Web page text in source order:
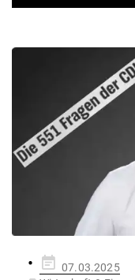
Gepostet
am
07.03.2025